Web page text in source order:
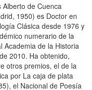
Alberto de Cuenca
1950) es Doctor en
Clásica desde 1976 y
numerario de la
Academia de la Historia
2010. Ha obtenido,
otros premios, el de la
por La caja de plata
el Nacional de Poesía